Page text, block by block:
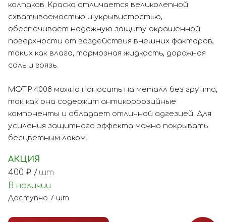
колпаков. Краска отличается великолепной
схватываемостью и укрывистостью,
обеспечивает надежную защиту окрашенной
поверхности от воздействия внешних факторов,
таких как влага, тормозная жидкость, дорожная
соль и грязь.
MOTIP 4008 можно наносить на металл без грунта,
так как она содержит антикоррозийные
компоненты и обладает отличной адгезией. Для
усиления защитного эффекта можно покрывать
бесцветным лаком.
АКЦИЯ
400 ₽ / шт
В наличии
Доступно 7 шт